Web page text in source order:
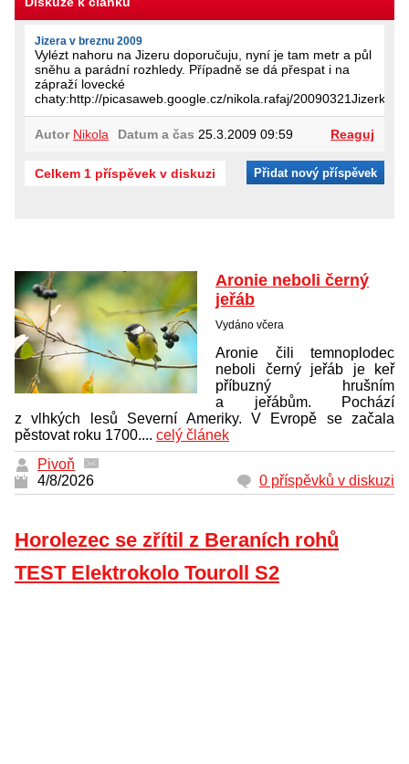
Jizera v breznu 2009
Vylézt nahoru na Jizeru doporučuju, nyní je tam metr a půl
sněhu a parádní rozhledy. Případně se dá přespat i na
zápraží lovecké
chaty:http://picasaweb.google.cz/nikola.rafaj/
Autor Nikola Datum a čas 25.3.2009 09:59 Reaguj
Celkem 1 příspěvek v diskuzi Přidat nový příspěvek
Aronie neboli černý
jeřáb
Vydáno včera
Aronie čili temnoplodec
neboli černý jeřáb je keř
příbuzný hrušním
a jeřábům. Pochází
z vlhkých lesů Severní Ameriky. V Evropě se začala
pěstovat roku 1700.... celý článek
Pivoň
4/8/2026
0 příspěvků v diskuzi
Horolezec se zřítil z Beraních rohů
TEST Elektrokolo Touroll S2